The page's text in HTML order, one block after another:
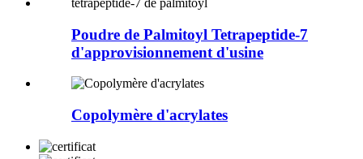
Poudre de Palmitoyl Tetrapeptide-7
d'approvisionnement d'usine
Copolymère d'acrylates